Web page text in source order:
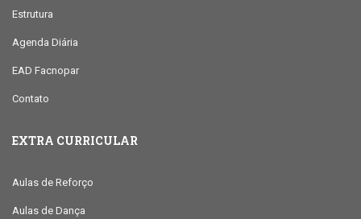
Estrutura
Agenda Diária
EAD Facnopar
Contato
EXTRA CURRICULAR
Aulas de Reforço
Aulas de Dança